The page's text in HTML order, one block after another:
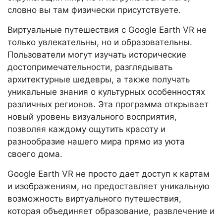
словно вы там физически присутствуете.
Виртуальные путешествия с Google Earth VR не
только увлекательны, но и образовательны.
Пользователи могут изучать исторические
достопримечательности, разглядывать
архитектурные шедевры, а также получать
уникальные знания о культурных особенностях
различных регионов. Эта программа открывает
новый уровень визуального восприятия,
позволяя каждому ощутить красоту и
разнообразие нашего мира прямо из уюта
своего дома.
Google Earth VR не просто дает доступ к картам
и изображениям, но предоставляет уникальную
возможность виртуального путешествия,
которая объединяет образование, развлечение и